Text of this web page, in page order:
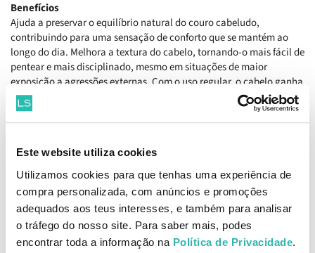
Este website utiliza cookies
Utilizamos cookies para que tenhas uma experiência de
compra personalizada, com anúncios e promoções
adequados aos teus interesses, e também para analisar
o tráfego do nosso site. Para saber mais, podes
encontrar toda a informação na Política de Privacidade.
Benefícios
Ajuda a preservar o equilíbrio natural do couro cabeludo,
contribuindo para uma sensação de conforto que se mantém ao
longo do dia. Melhora a textura do cabelo, tornando-o mais fácil de
pentear e mais disciplinado, mesmo em situações de maior
exposição a agressões externas. Com o uso regular, o cabelo ganha
um aspeto mais uniforme e saudável, com maior brilho e leveza,
favorecendo uma imagem cuidada sem esforço adicional na rotina
diária.
Como aplicar
Aplicar no cabelo e couro cabeludo húmidos, massajar suavemente
até formar espuma e enxaguar abundantemente, repetindo se
necessário.
Ingredientes
Aqua / Water / Eau, Sodium Lauroyl Methyl Isethionate,